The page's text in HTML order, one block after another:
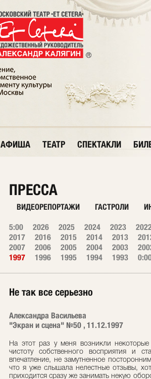
АФИША ТЕАТР СПЕКТАКЛИ
ПРЕССА
ВИДЕОРЕПОРТАЖИ ГАСТРОЛИ
5:00 2026 2025 2024 2023
2017
2016 2015 2014 2013
2007
2006 2005 2004 2003
1997
1996 1995 1994 1993
Не так все серьезно
Александра Васильева
"Экран и сцена" №50 , 11.12.1997
На этот раз у меня возникли
чистоту собственного восприятия и
впечатление, не замутненное
что я уже слышала нелестные отзывы,
приходится сразу же занимать некую